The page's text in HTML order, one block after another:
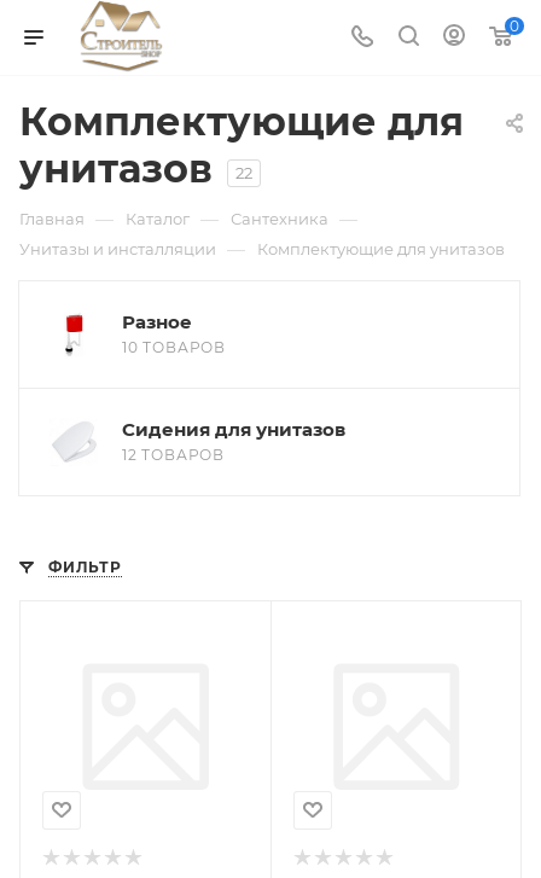
0
Комплектующие для
унитазов
22
Главная — Каталог — Сантехника —
Унитазы и инсталляции — Комплектующие для унитазов
Разное
10 ТОВАРОВ
Сидения для унитазов
12 ТОВАРОВ
ФИЛЬТР